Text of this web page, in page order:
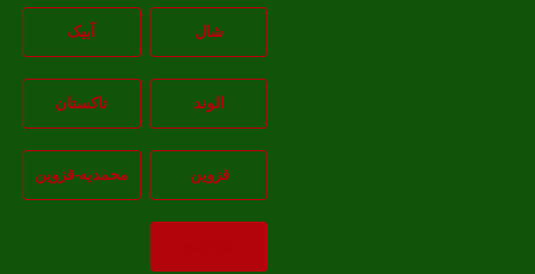
شال
الوند تاکستان
قزوين محمديه-قزوين